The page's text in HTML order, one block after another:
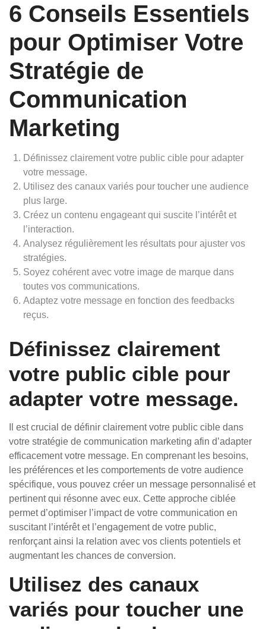
6 Conseils Essentiels
pour Optimiser Votre
Stratégie de
Communication
Marketing
Définissez clairement votre public cible pour adapter
votre message.
Utilisez des canaux variés pour toucher une audience
plus large.
Créez un contenu engageant qui suscite l’intérêt et
l’interaction.
Analysez régulièrement les résultats pour ajuster vos
stratégies.
Soyez cohérent avec votre image de marque dans
toutes vos communications.
Adaptez votre message en fonction des feedbacks
reçus.
Définissez clairement
votre public cible pour
adapter votre message.
Il est crucial de définir clairement votre public cible dans
votre stratégie de communication marketing afin d’adapter
efficacement votre message. En comprenant les besoins,
les préférences et les comportements de votre audience
spécifique, vous pouvez créer un message personnalisé et
pertinent qui résonne avec eux. Cette approche ciblée
permet d’optimiser l’impact de votre communication en
suscitant l’intérêt et l’engagement de votre public,
renforçant ainsi la relation avec vos clients potentiels et
augmentant les chances de conversion.
Utilisez des canaux
variés pour toucher une